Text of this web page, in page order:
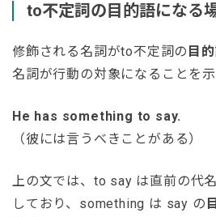
to不定詞の目的語になる
修飾される名詞がto不定詞の 目
名詞が行動の対象になることを示
He has something to say.
（彼には言うべきことがある）
上の文では、to say は直前の代
しており、something は say の